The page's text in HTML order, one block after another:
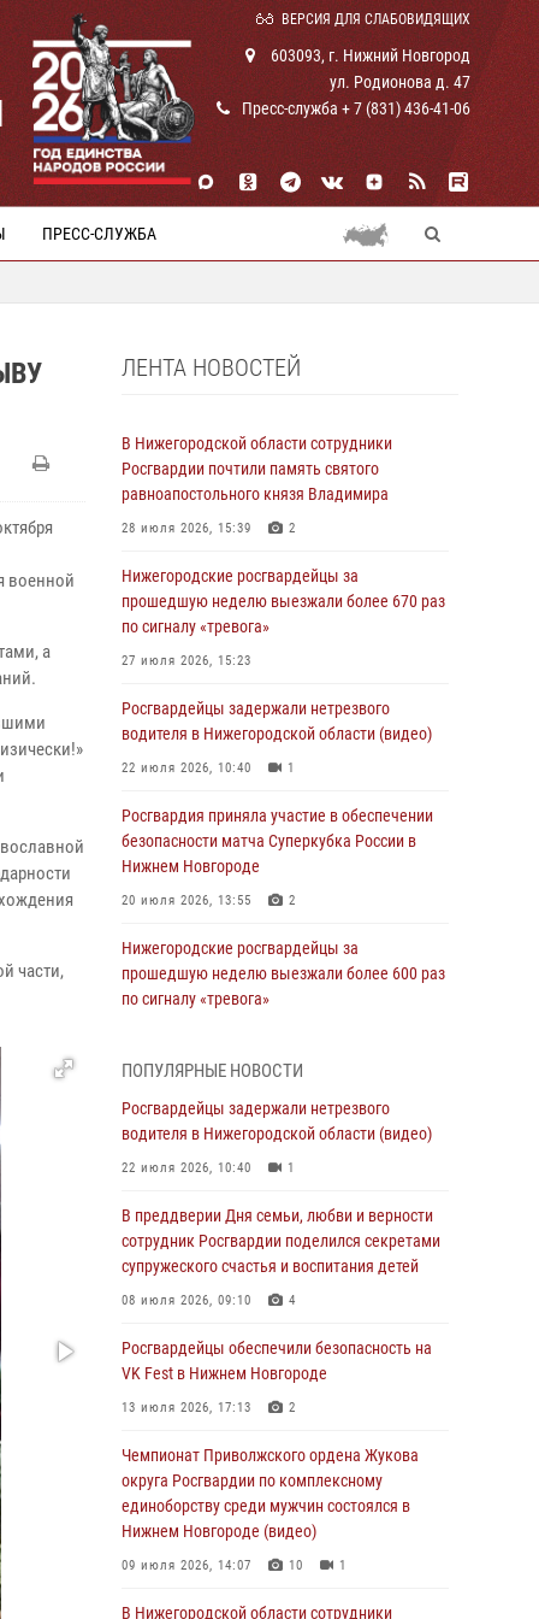
ВЕРСИЯ ДЛЯ СЛАБОВИДЯЩИХ
603093, г. Нижний Новгород
ул. Родионова д. 47
Пресс-служба + 7 (831) 436-41-06
ПРЕСС-СЛУЖБА
военной
а
части,
ЛЕНТА НОВОСТЕЙ
В Нижегородской области сотрудники
Росгвардии почтили память святого
равноапостольного князя Владимира
28 июля 2026, 15:39 2
Нижегородские росгвардейцы за
прошедшую неделю выезжали более 670 раз
по сигналу «тревога»
27 июля 2026, 15:23
Росгвардейцы задержали нетрезвого
водителя в Нижегородской области (видео)
22 июля 2026, 10:40 1
Росгвардия приняла участие в обеспечении
безопасности матча Суперкубка России в
Нижнем Новгороде
20 июля 2026, 13:55 2
Нижегородские росгвардейцы за
прошедшую неделю выезжали более 600 раз
по сигналу «тревога»
В Нижегородской области сотрудники
Росгвардии «по горячим следам» задержали
правонарушителя за стрельбу
17 июля 2026, 05:17
В Нижегородской области продолжаются
мероприятия в рамках всероссийской
ведомственной акции «Каникулы с
Росгвардейцы обеспечили безопасность на
VK Fest в Нижнем Новгороде
Нижегородские росгвардейцы за
прошедшую неделю выезжали более 750 раз
по сигналу «тревога»
13 июля 2026, 06:45
Росгвардейцы предотвратили серию краж в
ПОПУЛЯРНЫЕ НОВОСТИ
Росгвардейцы задержали нетрезвого
водителя в Нижегородской области (видео)
22 июля 2026, 10:40 1
В преддверии Дня семьи, любви и верности
сотрудник Росгвардии поделился секретами
супружеского счастья и воспитания детей
08 июля 2026, 09:10 4
Росгвардейцы обеспечили безопасность на
VK Fest в Нижнем Новгороде
13 июля 2026, 17:13 2
Чемпионат Приволжского ордена Жукова
округа Росгвардии по комплексному
единоборству среди мужчин состоялся в
Нижнем Новгороде (видео)
09 июля 2026, 14:07 10 1
В Нижегородской области сотрудники